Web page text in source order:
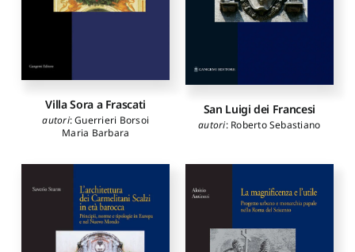
Villa Sora a Frascati
autori:Guerrieri Borsoi
Maria Barbara
San Luigi dei Francesi
autori: Roberto Sebastiano